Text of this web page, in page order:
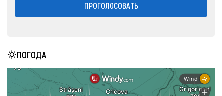
ПРОГОЛОСОВАТЬ
ПОГОДА